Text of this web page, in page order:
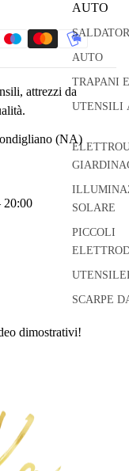
AUTO
AUTO
TRAPANI
UTENSILI
SOLARE
PICCOLI
SCARPE
attrezzi da
(NA)
20:00
dimostrativi!